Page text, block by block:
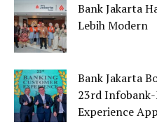
Bank Jakarta
Lebih Modern
Bank Jakarta
23rd
Experience